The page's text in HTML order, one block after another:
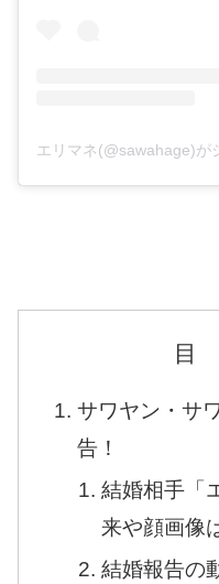
目
サワヤン・サ
告！
結婚相手「
来や顔画像
結婚報告の